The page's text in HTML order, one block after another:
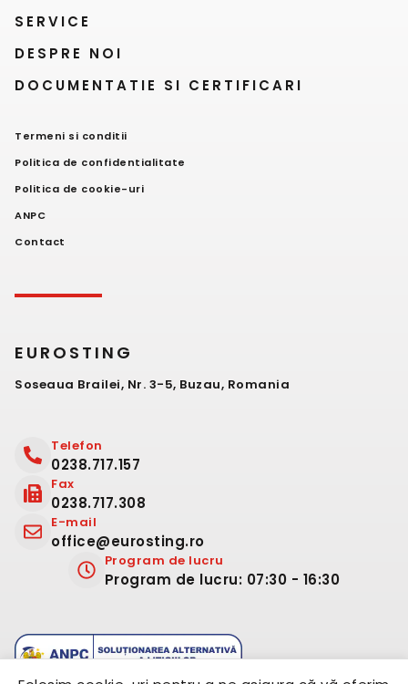
SERVICE
DESPRE NOI
DOCUMENTATIE SI CERTIFICARI
Termeni si conditii
Politica de confidentialitate
Politica de cookie-uri
ANPC
Contact
EUROSTING
Soseaua Brailei, Nr. 3-5, Buzau, Romania
Telefon
0238.717.157
Fax
0238.717.308
E-mail
office@eurosting.ro
Program de lucru
Program de lucru: 07:30 - 16:30